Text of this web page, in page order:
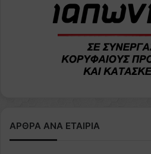
ΑΡΘΡΑ ΑΝΑ ΕΤΑΙΡΙΑ